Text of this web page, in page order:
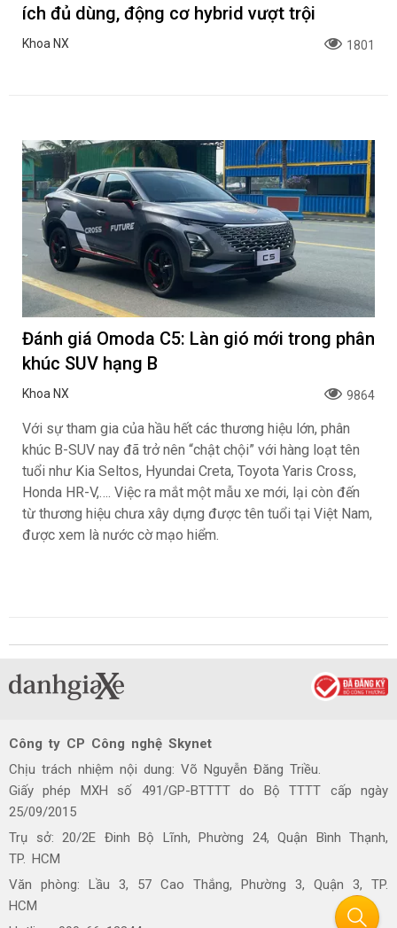
ích đủ dùng, động cơ hybrid vượt trội
Khoa NX 1801
Đánh giá Omoda C5: Làn gió mới trong phân
khúc SUV hạng B
Khoa NX 9864
Với sự tham gia của hầu hết các thương hiệu lớn, phân
khúc B-SUV nay đã trở nên “chật chội” với hàng loạt tên
tuổi như Kia Seltos, Hyundai Creta, Toyota Yaris Cross,
Honda HR-V,…. Việc ra mắt một mẫu xe mới, lại còn đến
từ thương hiệu chưa xây dựng được tên tuổi tại Việt Nam,
được xem là nước cờ mạo hiểm.
Công ty CP Công nghệ Skynet
Chịu trách nhiệm nội dung: Võ Nguyễn Đăng Triều.
Giấy phép MXH số 491/GP-BTTTT do Bộ TTTT cấp ngày
25/09/2015
Trụ sở: 20/2E Đinh Bộ Lĩnh, Phường 24, Quận Bình Thạnh,
TP. HCM
Văn phòng: Lầu 3, 57 Cao Thắng, Phường 3, Quận 3, TP.
HCM